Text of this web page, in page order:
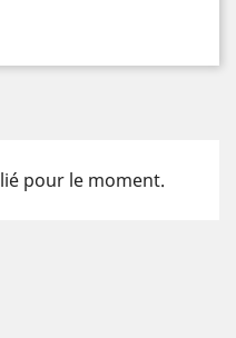
pour le moment.